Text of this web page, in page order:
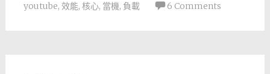
youtube, 效能, 核心, 當機, 負載 6 Comments